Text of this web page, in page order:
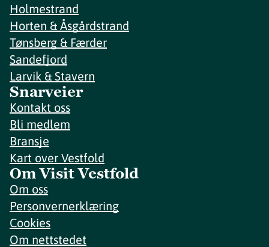
Holmestrand
Horten & Åsgårdstrand
Tønsberg & Færder
Sandefjord
Larvik & Stavern
Snarveier
Kontakt oss
Bli medlem
Bransje
Kart over Vestfold
Om Visit Vestfold
Om oss
Personvernerklæring
Cookies
Om nettstedet